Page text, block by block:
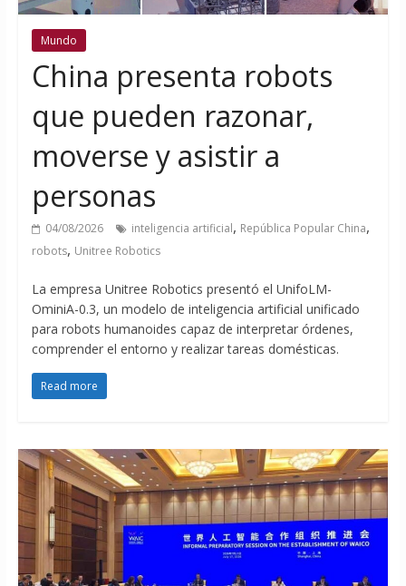
Mundo
China presenta robots
que pueden razonar,
moverse y asistir a
personas
04/08/2026 inteligencia artificial, República Popular China,
robots, Unitree Robotics
La empresa Unitree Robotics presentó el UnifoLM-
OminiA-0.3, un modelo de inteligencia artificial unificado
para robots humanoides capaz de interpretar órdenes,
comprender el entorno y realizar tareas domésticas.
Read more